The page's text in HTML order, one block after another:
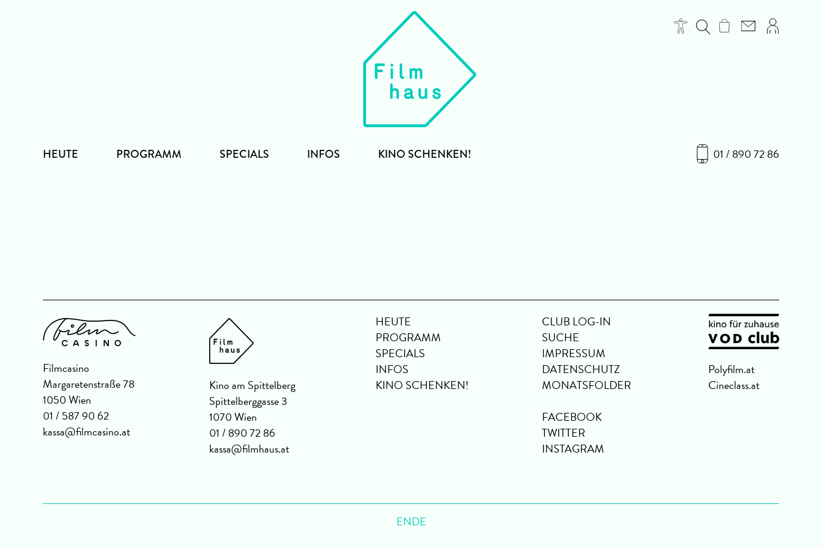
01 / 890 72 86
HEUTE PROGRAMM SPECIALS INFOS KINO SCHENKEN!
Filmcasino
Margaretenstraße 78
1050 Wien
01 / 587 90 62
kassa@filmcasino.at
Kino am Spittelberg
Spittelberggasse 3
1070 Wien
01 / 890 72 86
kassa@filmhaus.at
HEUTE
PROGRAMM
SPECIALS
INFOS
KINO SCHENKEN!
CLUB LOG-IN
SUCHE
IMPRESSUM
DATENSCHUTZ
MONATSFOLDER
FACEBOOK
TWITTER
INSTAGRAM
Polyfilm.at
Cineclass.at
ENDE